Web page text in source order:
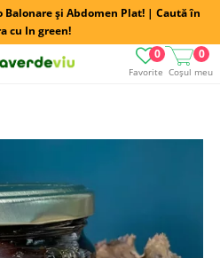
și Abdomen Plat! | Caută în
cu In green!
Favorite
0
Coșul meu
0